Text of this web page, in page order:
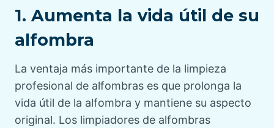
1. Aumenta la vida útil de su
alfombra
La ventaja más importante de la limpieza
profesional de alfombras es que prolonga la
vida útil de la alfombra y mantiene su aspecto
original. Los limpiadores de alfombras